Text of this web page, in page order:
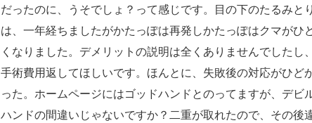
だったのに、うそでしょ？って感じです。目の下のたるみとり
は、一年経ちましたがかたっぽは再発しかたっぽはクマがひ
くなりました。デメリットの説明は全くありませんでしたし、
手術費用返してほしいです。ほんとに、失敗後の対応がひど
った。ホームページにはゴッドハンドとのってますが、デビ
ハンドの間違いじゃないですか？二重が取れたので、その後